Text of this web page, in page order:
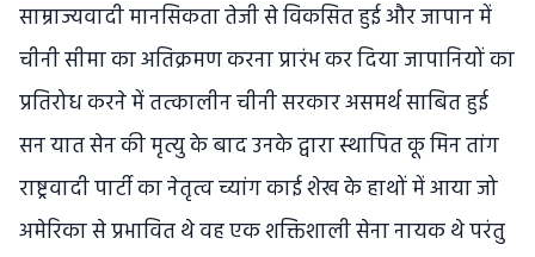
साम्राज्यवादी मानसिकता तेजी से विकसित हुई और जापान में
चीनी सीमा का अतिक्रमण करना प्रारंभ कर दिया जापानियों का
प्रतिरोध करने में तत्कालीन चीनी सरकार असमर्थ साबित हुई
सन यात सेन की मृत्यु के बाद उनके द्वारा स्थापित कू मिन तांग
राष्ट्रवादी पार्टी का नेतृत्व च्यांग काई शेख के हाथों में आया जो
अमेरिका से प्रभावित थे वह एक शक्तिशाली सेना नायक थे परंतु